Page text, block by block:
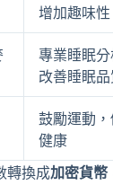
增加趣味性
專業睡眠分
改善睡眠品
鼓勵運動
健康
轉換成加密貨幣